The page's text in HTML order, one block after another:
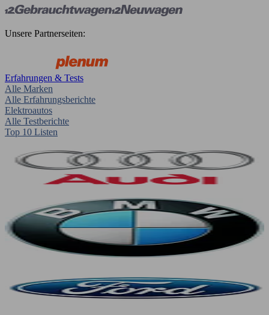
Unsere Partnerseiten:
Erfahrungen & Tests
Alle Marken
Alle Erfahrungsberichte
Elektroautos
Alle Testberichte
Top 10 Listen